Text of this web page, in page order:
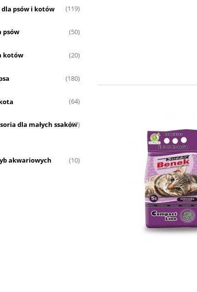
dla psów i kotów (119)
psów (50)
kotów (20)
(180)
(64)
dla małych ssaków
(67)
akwariowych (10)